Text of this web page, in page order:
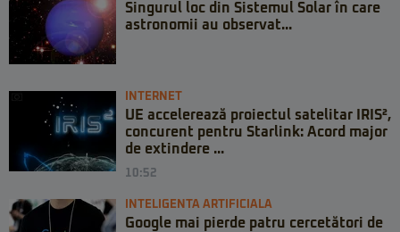
Singurul loc din Sistemul Solar în care
astronomii au observat...
INTERNET
UE accelerează proiectul satelitar IRIS²,
concurent pentru Starlink: Acord major
de extindere ...
10:52
INTELIGENTA ARTIFICIALA
Google mai pierde patru cercetători de